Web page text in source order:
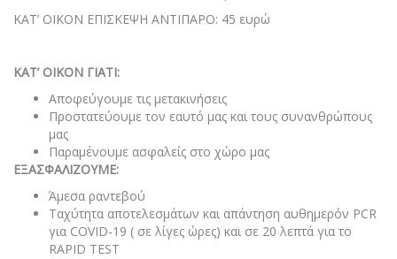
ΚΑΤ’ ΟΙΚΟΝ ΕΠΙΣΚΕΨΗ ΑΝΤΙΠΑΡΟ: 45 ευρώ
ΚΑΤ’ ΟΙΚΟΝ ΓΙΑΤΙ:
Αποφεύγουμε τις μετακινήσεις
Προστατεύουμε τον εαυτό μας και τους συνανθρώπους
μας
Παραμένουμε ασφαλείς στο χώρο μας
ΕΞΑΣΦΑΛΙΖΟΥΜΕ:
Άμεσα ραντεβού
Ταχύτητα αποτελεσμάτων και απάντηση αυθημερόν PCR
για COVID-19 ( σε λίγες ώρες) και σε 20 λεπτά για το
RAPID TEST